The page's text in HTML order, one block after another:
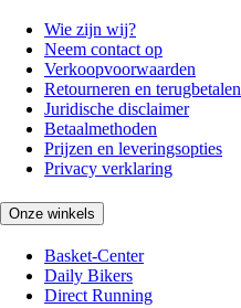
Wie zijn wij?
Neem contact op
Verkoopvoorwaarden
Retourneren en terugbetalen
Juridische disclaimer
Betaalmethoden
Prijzen en leveringsopties
Privacy verklaring
Onze winkels
Basket-Center
Daily Bikers
Direct Running